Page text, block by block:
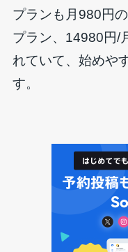
プランも月980円
プラン、14980円/
れていて、始めや
す。